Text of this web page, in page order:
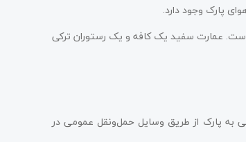
پارک وجود دارد.
عمارت سفید یک کافه و یک رستوران ترکی
به پارک از طریق وسایل حمل‌ونقل عمومی در